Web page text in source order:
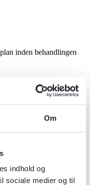
Om
indhold og
sociale medier og til
inden behandlingen
af overkroppen
overkroppen
hår og irritation
overkrop
barbering og trimning